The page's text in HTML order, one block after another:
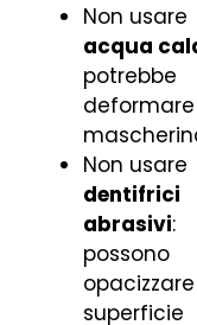
Non usare
acqua
potrebbe
Non usare
dentifrici
abrasivi:
possono
superficie